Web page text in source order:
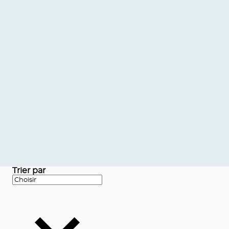
Trier par